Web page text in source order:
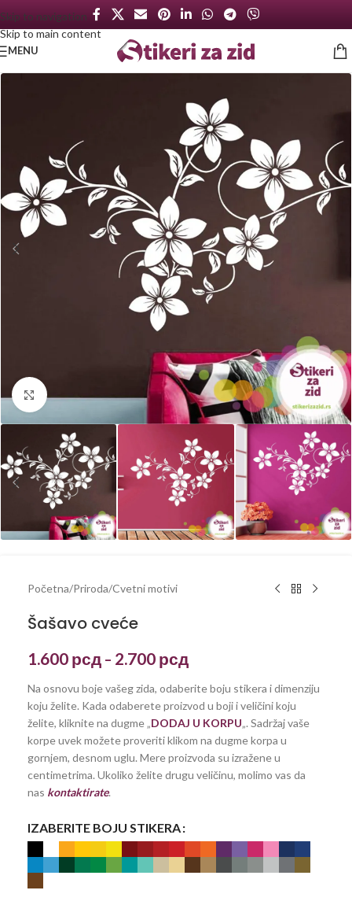
Skip to navigation
Skip to main content
MENU
Kliknite za uvećanje
Početna/Priroda/Cvetni motivi
Šašavo cveće
1.600 рсд – 2.700 рсд
Na osnovu boje vašeg zida, odaberite boju stikera i dimenziju
koju želite. Kada odaberete proizvod u boji i veličini koju
želite, kliknite na dugme „DODAJ U KORPU„. Sadržaj vaše
korpe uvek možete proveriti klikom na dugme korpa u
gornjem, desnom uglu. Mere proizvoda su izražene u
centimetrima. Ukoliko želite drugu veličinu, molimo vas da
nas kontaktirate.
IZABERITE BOJU STIKERA